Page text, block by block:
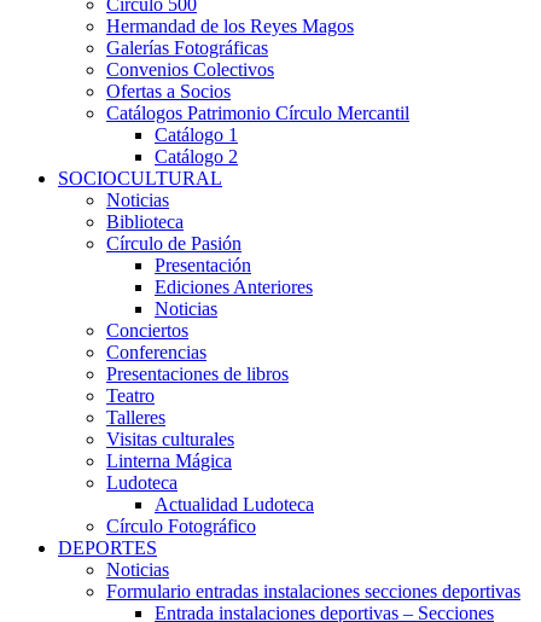
Círculo 500
Hermandad de los Reyes Magos
Galerías Fotográficas
Convenios Colectivos
Ofertas a Socios
Catálogos Patrimonio Círculo Mercantil
Catálogo 1
Catálogo 2
SOCIOCULTURAL
Noticias
Biblioteca
Círculo de Pasión
Presentación
Ediciones Anteriores
Noticias
Conciertos
Conferencias
Presentaciones de libros
Teatro
Talleres
Visitas culturales
Linterna Mágica
Ludoteca
Actualidad Ludoteca
Círculo Fotográfico
DEPORTES
Noticias
Formulario entradas instalaciones secciones deportivas
Entrada instalaciones deportivas – Secciones